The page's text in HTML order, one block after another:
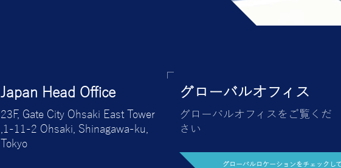
Japan Head Office
23F, Gate City Ohsaki East Tower
,1-11-2 Ohsaki, Shinagawa-ku,
Tokyo
グローバルオフィス
グローバルオフィスをご覧くだ
さい
グローバルロケーションをチェックし